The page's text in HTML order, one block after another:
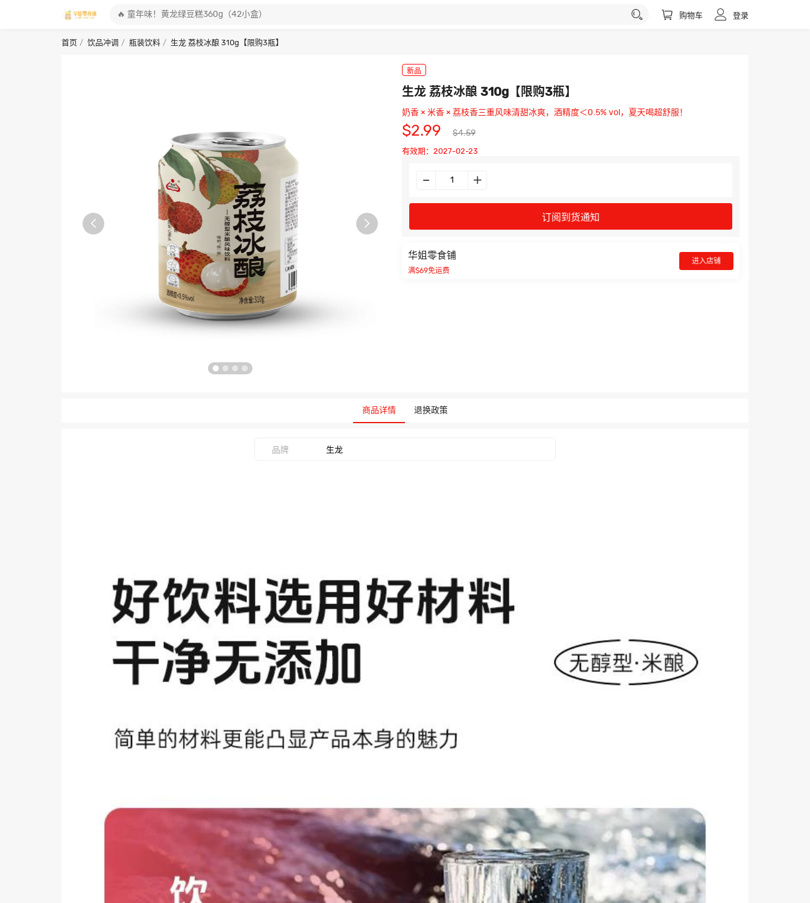
购物车 登录
首页 饮品冲调 瓶装饮料 生龙 荔枝冰酿 310g【限购3瓶】
 
新品
生龙 荔枝冰酿 310g【限购3瓶】
奶香 × 米香 × 荔枝香三重风味清甜冰爽，酒精度＜0.5% vol，夏天喝超舒服！
$2.99 $4.59
有效期：2027-02-23
订阅到货通知
华姐零食铺
满$69免运费
进入店铺
商品详情 退换政策
品牌 生龙